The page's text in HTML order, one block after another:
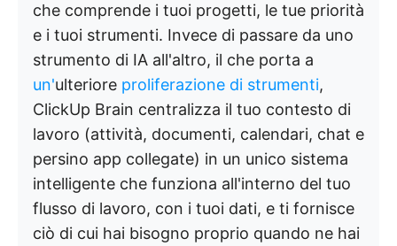
che comprende i tuoi progetti, le tue priorità
e i tuoi strumenti. Invece di passare da uno
strumento di IA all'altro, il che porta a
un'ulteriore proliferazione di strumenti,
ClickUp Brain centralizza il tuo contesto di
lavoro (attività, documenti, calendari, chat e
persino app collegate) in un unico sistema
intelligente che funziona all'interno del tuo
flusso di lavoro, con i tuoi dati, e ti fornisce
ciò di cui hai bisogno proprio quando ne hai